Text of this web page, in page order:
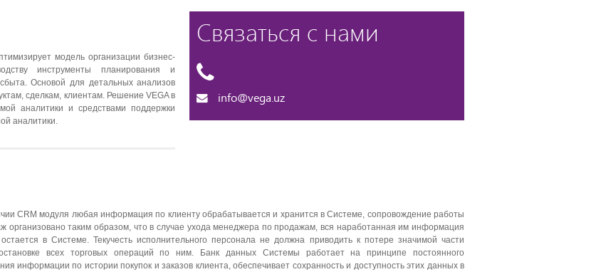
модель организации бизнес-
инструменты планирования и
Основой для детальных анализов
сделкам, клиентам. Решение VEGA в
аналитики и средствами поддержки
аналитики.
Связаться с нами
info@vega.uz
CRM модуля любая информация по клиенту обрабатывается и хранится в Системе, сопровождение работы
организовано таким образом, что в случае ухода менеджера по продажам, вся наработанная им информация
в Системе. Текучесть исполнительного персонала не должна приводить к потере значимой части
всех торговых операций по ним. Банк данных Системы работает на принципе постоянного
информации по истории покупок и заказов клиента, обеспечивает сохранность и доступность этих данных в